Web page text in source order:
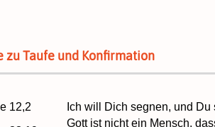
zu Taufe und Konfirmation
12,2
Ich will Dich segnen, und
Gott ist nicht ein Mensch,